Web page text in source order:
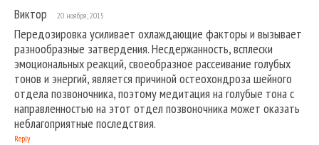
Виктор 20 ноября, 2015
Передозировка усиливает охлаждающие факторы и вызывает
разнообразные затвердения. Несдержанность, всплески
эмоциональных реакций, своеобразное рассеивание голубых
тонов и энергий, является причиной остеохондроза шейного
отдела позвоночника, поэтому медитация на голубые тона с
направленностью на этот отдел позвоночника может оказать
неблагоприятные последствия.
Reply